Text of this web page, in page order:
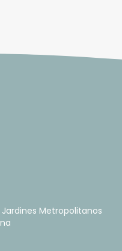
Jardines Metropolitanos